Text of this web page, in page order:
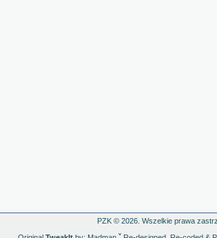
PZK © 2026. Wszelkie prawa